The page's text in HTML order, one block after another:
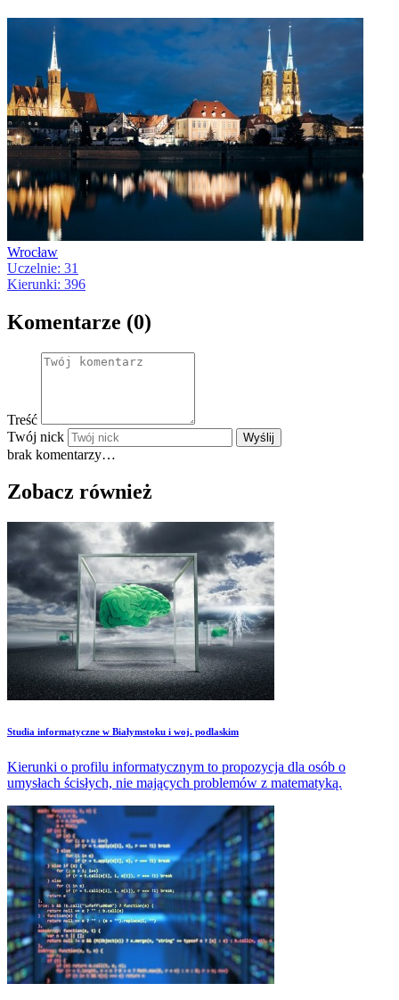
Wrocław
Uczelnie: 31
Kierunki: 396
Komentarze (0)
Treść
Twój nick
Wyślij
brak komentarzy…
Zobacz również
Studia informatyczne w Białymstoku i woj. podlaskim
Kierunki o profilu informatycznym to propozycja dla osób o
umysłach ścisłych, nie mających problemów z matematyką.